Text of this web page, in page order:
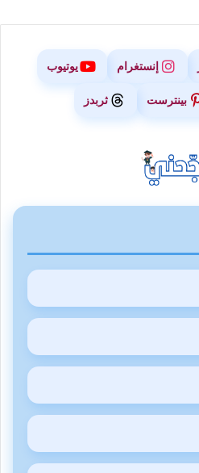
إنستغرام يوتيوب
بينترست ثربدز